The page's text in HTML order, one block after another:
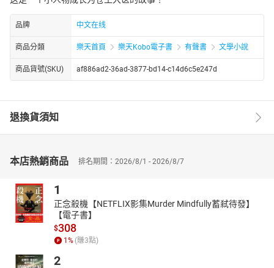
品牌 中文在线
商品分類 樂天首頁 樂天Kobo電子書 有聲書 文學小說
商品貨號(SKU) af886ad2-36ad-3877-bd14-c14d6c5e247d
退換貨須知
本店熱銷商品 排名期間：2026/8/1 - 2026/8/7
1
正念殺機【NETFLIX影集Murder Mindfully蓄弒待發】
【電子書】
$308
1% (賺3點)
2